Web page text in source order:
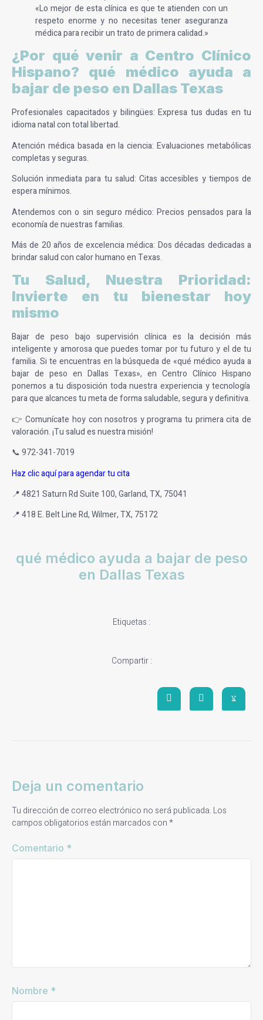
«Lo mejor de esta clínica es que te atienden con un
respeto enorme y no necesitas tener aseguranza
médica para recibir un trato de primera calidad.»
¿Por qué venir a Centro Clínico
Hispano? qué médico ayuda a
bajar de peso en Dallas Texas
Profesionales capacitados y bilingües: Expresa tus dudas en tu
idioma natal con total libertad.
Atención médica basada en la ciencia: Evaluaciones metabólicas
completas y seguras.
Solución inmediata para tu salud: Citas accesibles y tiempos de
espera mínimos.
Atendemos con o sin seguro médico: Precios pensados para la
economía de nuestras familias.
Más de 20 años de excelencia médica: Dos décadas dedicadas a
brindar salud con calor humano en Texas.
Tu Salud, Nuestra Prioridad:
Invierte en tu bienestar hoy
mismo
Bajar de peso bajo supervisión clínica es la decisión más
inteligente y amorosa que puedes tomar por tu futuro y el de tu
familia. Si te encuentras en la búsqueda de «qué médico ayuda a
bajar de peso en Dallas Texas», en Centro Clínico Hispano
ponemos a tu disposición toda nuestra experiencia y tecnología
para que alcances tu meta de forma saludable, segura y definitiva.
👉 Comunícate hoy con nosotros y programa tu primera cita de
valoración. ¡Tu salud es nuestra misión!
📞972-341-7019
Haz clic aquí para agendar tu cita
📍 4821 Saturn Rd Suite 100, Garland, TX, 75041
📍 418 E. Belt Line Rd, Wilmer, TX, 75172
qué médico ayuda a bajar de peso
en Dallas Texas
Etiquetas :
Compartir :
Deja un comentario
Tu dirección de correo electrónico no será publicada. Los
campos obligatorios están marcados con*
Comentario *
Nombre *